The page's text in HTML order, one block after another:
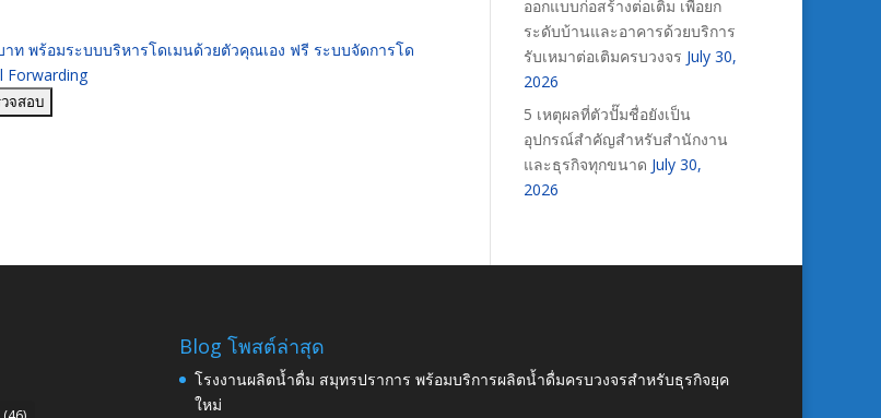
ท พร้อมระบบบริหารโดเมนด้วยตัวคุณเอง ฟรี ระบบจัดการโด
Forwarding
ออกแบบก่อสร้างต่อเติม เพื่อยก
ระดับบ้านและอาคารด้วยบริการ
รับเหมาต่อเติมครบวงจร July 30,
2026
5 เหตุผลที่ตัวปั๊มชื่อยังเป็น
อุปกรณ์สำคัญสำหรับสำนักงาน
และธุรกิจทุกขนาด July 30,
2026
Blog โพสต์ล่าสุด
โรงงานผลิตน้ำดื่ม สมุทรปราการ พร้อมบริการผลิตน้ำดื่มครบวงจรสำหรับธุรกิจยุค
ใหม่